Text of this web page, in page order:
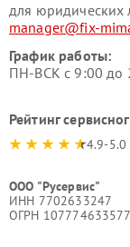
для юридических
manager@fix-
График работы:
ПН-ВСК с 9:00 до
Рейтинг
4.9-5.0
ООО "Русервис"
ИНН 7702633247
ОГРН